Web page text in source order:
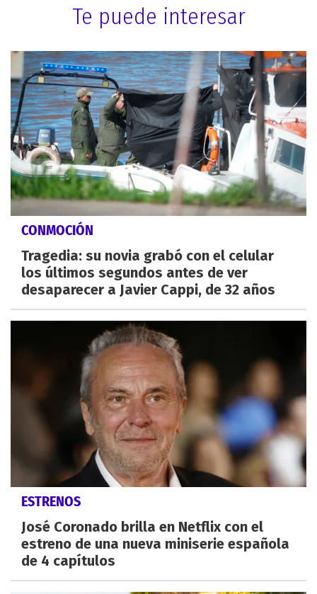
Te puede interesar
CONMOCIÓN
Tragedia: su novia grabó con el celular
los últimos segundos antes de ver
desaparecer a Javier Cappi, de 32 años
ESTRENOS
José Coronado brilla en Netflix con el
estreno de una nueva miniserie española
de 4 capítulos